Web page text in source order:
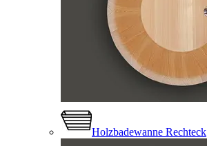
Holzbadewanne Rechteck